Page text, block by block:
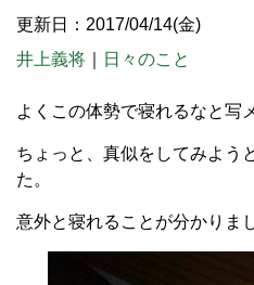
更新日：2017/04/14(金)
井上義将
日々のこと
よくこの体勢で寝れるなと写
ちょっと、真似をしてみよう
た。
意外と寝れることが分かりま